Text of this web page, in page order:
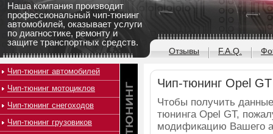
Наша компания производит
профессиональный чип-тюнинг
автомобилей, оказывает услуги
по диагностике, ремонту и
защите транспортных средств.
Отзывы F.A.Q.
Чип-тюнинг Opel GT
Чтобы получить
тюнинга Opel GT,
модификацию Вашего
Чип-тюнинг автомобилей
Чип-тюнинг мотоциклов
Чип-тюнинг снегоходов
Чип-тюнинг грузовиков